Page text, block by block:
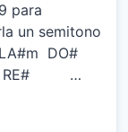
para
un semitono
DO#
…